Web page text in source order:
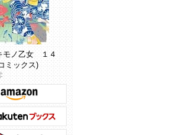
モノ乙女 １４
ミックス)